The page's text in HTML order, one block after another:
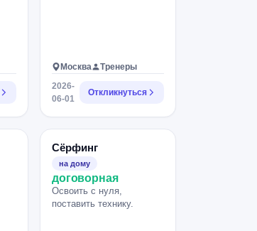
Москва
Тренеры
2026-
06-01
Откликнуться
Сёрфинг
на дому
договорная
Освоить с нуля,
поставить технику.